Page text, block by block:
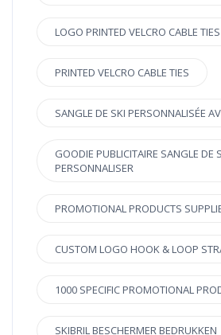
LOGO PRINTED VELCRO CABLE TIES
PRINTED VELCRO CABLE TIES
SANGLE DE SKI PERSONNALISÉE
GOODIE PUBLICITAIRE SANGLE DE
PERSONNALISER
PROMOTIONAL PRODUCTS
CUSTOM LOGO HOOK & LOOP
1000 SPECIFIC PROMOTIONAL
SKIBRIL BESCHERMER BEDRUKKEN